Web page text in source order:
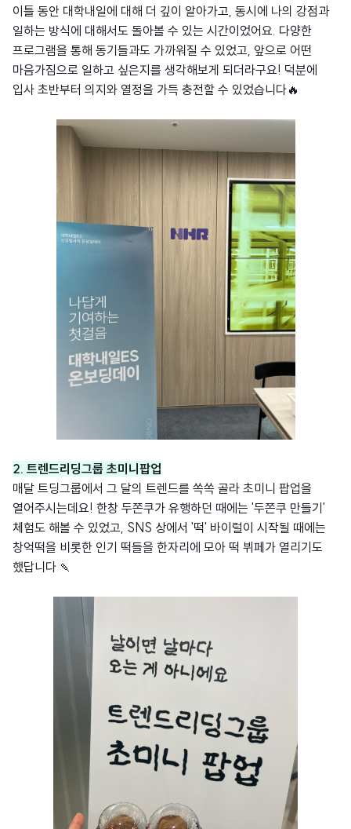
이틀 동안 대학내일에 대해 더 깊이 알아가고, 동시에 나의 강점과
일하는 방식에 대해서도 돌아볼 수 있는 시간이었어요. 다양한
프로그램을 통해 동기들과도 가까워질 수 있었고, 앞으로 어떤
마음가짐으로 일하고 싶은지를 생각해보게 되더라구요! 덕분에
입사 초반부터 의지와 열정을 가득 충전할 수 있었습니다🔥
2. 트렌드리딩그룹 초미니팝업
매달 트딩그룹에서 그 달의 트렌드를 쏙쏙 골라 초미니 팝업을
열어주시는데요! 한창 두쫀쿠가 유행하던 때에는 '두쫀쿠 만들기'
체험도 해볼 수 있었고, SNS 상에서 '떡' 바이럴이 시작될 때에는
창억떡을 비롯한 인기 떡들을 한자리에 모아 떡 뷔페가 열리기도
했답니다 🍡